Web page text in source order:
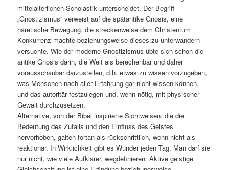
mittelalterlichen Scholastik unterscheidet. Der Begriff
„Gnostizismus“ verweist auf die spätantike Gnosis, eine
häretische Bewegung, die streckenweise dem Christentum
Konkurrenz machte beziehungsweise dieses zu unterwandern
versuchte. Wie der moderne Gnostizismus übte sich schon die
antike Gnosis darin, die Welt als berechenbar und daher
vorausschaubar darzustellen, d.h. etwas zu wissen vorzugeben,
was Menschen nach aller Erfahrung gar nicht wissen können,
und das autoritär festzulegen und, wenn nötig, mit physischer
Gewalt durchzusetzen.
Alternative, von der Bibel inspirierte Sichtweisen, die die
Bedeutung des Zufalls und den Einfluss des Geistes
hervorhoben, galten fortan als rückschrittlich, wenn nicht als
reaktionär. In Wirklichkeit gibt es Wunder jeden Tag. Man darf sie
nur nicht, wie viele Aufklärer, wegdefinieren. Aktive geistige